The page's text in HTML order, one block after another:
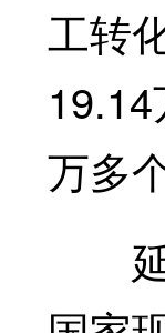
工转
万多
延